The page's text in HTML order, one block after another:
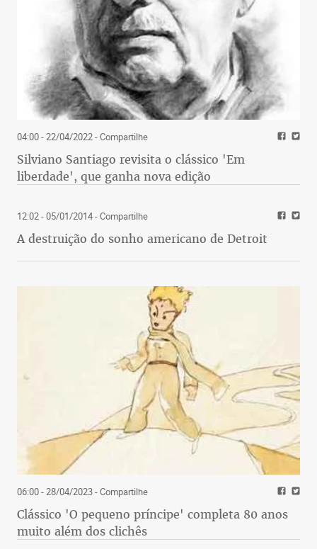
04:00 - 22/04/2022- Compartilhe
Silviano Santiago revisita o clássico 'Em
liberdade', que ganha nova edição
12:02 - 05/01/2014- Compartilhe
A destruição do sonho americano de Detroit
06:00 - 28/04/2023- Compartilhe
Clássico 'O pequeno príncipe' completa 80 anos
muito além dos clichês